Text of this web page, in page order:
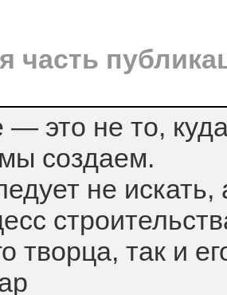
часть
— это не то,
создаем.
не искать,
творца, так и